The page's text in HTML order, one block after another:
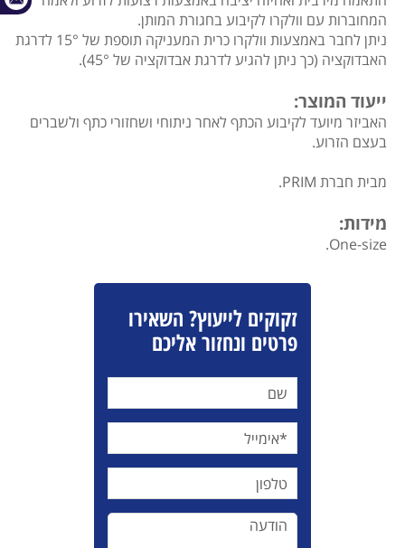
המחוברות עם וולקרו לקיבוע בחגורת המותן.
ניתן לחבר באמצעות וולקרו כרית המעניקה תוספת של 15° לדרגת
האבדוקציה (כך ניתן להגיע לדרגת אבדוקציה של 45°).
ייעוד המוצר:
האביזר מיועד לקיבוע הכתף לאחר ניתוחי ושחזורי כתף ולשברים
בעצם הזרוע.
מבית חברת PRIM.
מידות:
One-size.
זקוקים לייעוץ? השאירו
פרטים ונחזור אליכם